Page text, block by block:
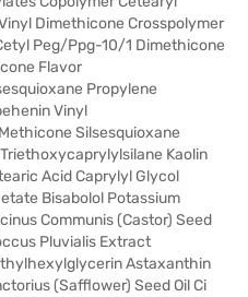
Dimethicone Crosspolymer
Peg/Ppg-10/1 Dimethicone
Flavor
Propylene
Vinyl
Silsesquioxane
Kaolin
Acid Caprylyl Glycol
Bisabolol Potassium
Communis (Castor) Seed
Pluvialis Extract
Astaxanthin
(Safflower) Seed Oil Ci